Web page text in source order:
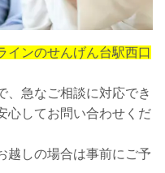
インのせんげん台駅西口
、急なご相談に対応でき
してお問い合わせくだ
越しの場合は事前にご予